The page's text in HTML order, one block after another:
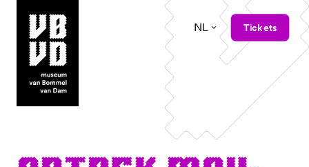
museum van Bommel van Dam
NL Tickets